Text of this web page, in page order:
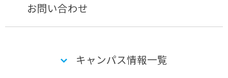
お問い合わせ
キャンパス情報一覧